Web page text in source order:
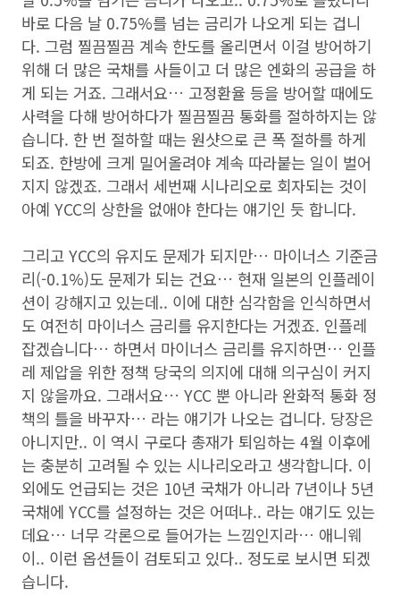
바로 다음 날 0.75%를 넘는 금리가 나오게 되는 겁니
다. 그럼 찔끔찔끔 계속 한도를 올리면서 이걸 방어하기
위해 더 많은 국채를 사들이고 더 많은 엔화의 공급을 하
게 되는 거죠. 그래서요… 고정환율 등을 방어할 때에도
사력을 다해 방어하다가 찔끔찔끔 통화를 절하하지는 않
습니다. 한 번 절하할 때는 원샷으로 큰 폭 절하를 하게
되죠. 한방에 크게 밀어올려야 계속 따라붙는 일이 벌어
지지 않겠죠. 그래서 세번째 시나리오로 회자되는 것이
아예 YCC의 상한을 없애야 한다는 얘기인 듯 합니다.
그리고 YCC의 유지도 문제가 되지만… 마이너스 기준금
리(-0.1%)도 문제가 되는 건요… 현재 일본의 인플레이
션이 강해지고 있는데.. 이에 대한 심각함을 인식하면서
도 여전히 마이너스 금리를 유지한다는 거겠죠. 인플레
잡겠습니다… 하면서 마이너스 금리를 유지하면… 인플
레 제압을 위한 정책 당국의 의지에 대해 의구심이 커지
지 않을까요. 그래서요… YCC 뿐 아니라 완화적 통화 정
책의 틀을 바꾸자… 라는 얘기가 나오는 겁니다. 당장은
아니지만.. 이 역시 구로다 총재가 퇴임하는 4월 이후에
는 충분히 고려될 수 있는 시나리오라고 생각합니다. 이
외에도 언급되는 것은 10년 국채가 아니라 7년이나 5년
국채에 YCC를 설정하는 것은 어떠냐.. 라는 얘기도 있는
데요… 너무 각론으로 들어가는 느낌인지라… 애니웨
이.. 이런 옵션들이 검토되고 있다.. 정도로 보시면 되겠
습니다.